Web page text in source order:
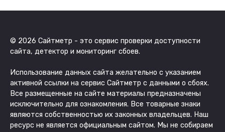
© 2026 Сайтметр - это сервис проверки доступности
сайта, детектор и мониторинг сбоев.
Использование данных сайта желательно с указанием
активной ссылки на сервис Сайтметр с данными о сбоях.
Все размещенные на сайте материалы предназначены
исключительно для ознакомления. Все товарные знаки
являются собственностью их законных владельцев. Наш
ресурс не является официальным сайтом. Мы не собираем